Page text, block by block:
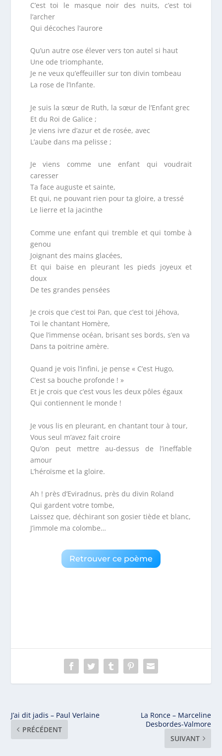
C’est toi le masque noir des nuits, c’est toi
l’archer
Qui décoches l’aurore
Qu’un autre ose élever vers ton autel si haut
Une ode triomphante,
Je ne veux qu’effeuiller sur ton divin tombeau
La rose de l’Infante.
Je suis la sœur de Ruth, la sœur de l’Enfant grec
Et du Roi de Galice ;
Je viens ivre d’azur et de rosée, avec
L’aube dans ma pelisse ;
Je viens comme une enfant qui voudrait
caresser
Ta face auguste et sainte,
Et qui, ne pouvant rien pour ta gloire, a tressé
Le lierre et la jacinthe
Comme une enfant qui tremble et qui tombe à
genou
Joignant des mains glacées,
Et qui baise en pleurant les pieds joyeux et
doux
De tes grandes pensées
Je crois que c’est toi Pan, que c’est toi Jéhova,
Toi le chantant Homère,
Que l’immense océan, brisant ses bords, s’en va
Dans ta poitrine amère.
Quand je vois l’infini, je pense « C’est Hugo,
C’est sa bouche profonde ! »
Et je crois que c’est vous les deux pôles égaux
Qui contiennent le monde !
Je vous lis en pleurant, en chantant tour à tour,
Vous seul m’avez fait croire
Qu’on peut mettre au-dessus de l’ineffable
amour
L’héroïsme et la gloire.
Ah ! près d’Eviradnus, près du divin Roland
Qui gardent votre tombe,
Laissez que, déchirant son gosier tiède et blanc,
J’immole ma colombe…
Retrouver ce poème
J’ai dit jadis – Paul Verlaine
PRÉCÉDENT
La Ronce – Marceline
Desbordes-Valmore
SUIVANT